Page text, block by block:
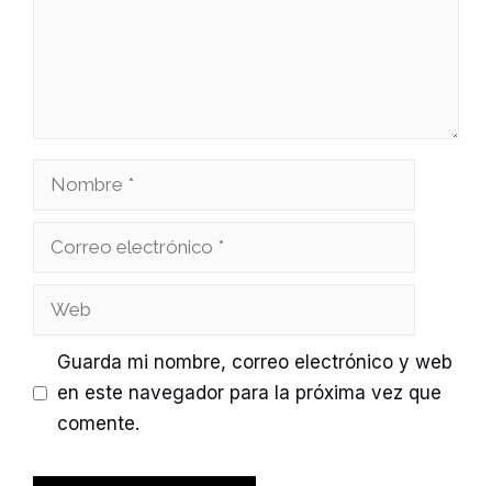
Nombre
Correo
Web
Guarda mi nombre, correo electrónico y web
en este navegador para la próxima vez que
comente.